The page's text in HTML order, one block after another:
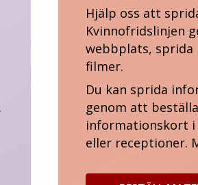
Hjälp oss att
Kvinnofridslinjen
webbplats, sprida
filmer.
Du kan sprida
genom att
informationskort
eller receptioner.